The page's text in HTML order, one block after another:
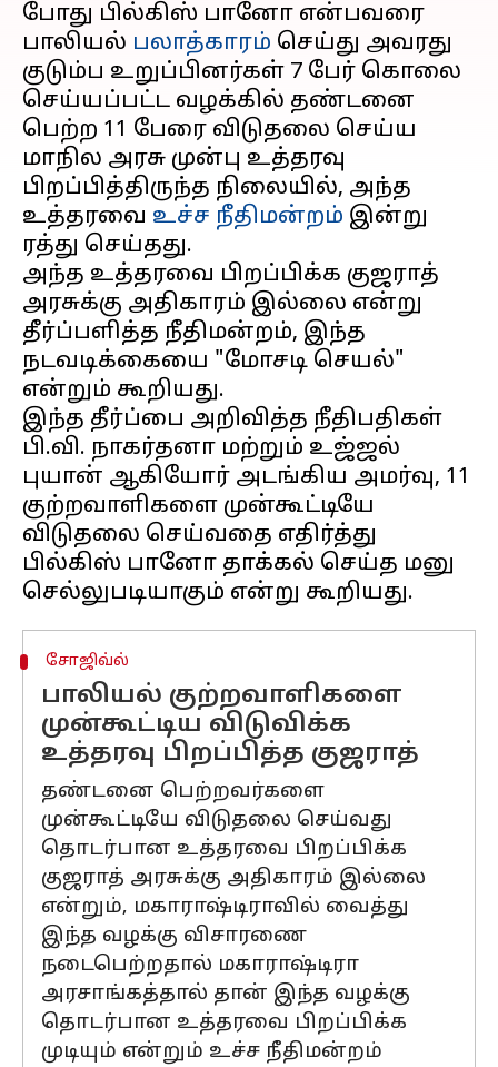
போது பில்கிஸ் பானோ என்பவரை
பாலியல் பலாத்காரம் செய்து அவரது
குடும்ப உறுப்பினர்கள் 7 பேர் கொலை
செய்யப்பட்ட வழக்கில் தண்டனை
பெற்ற 11 பேரை விடுதலை செய்ய
மாநில அரசு முன்பு உத்தரவு
பிறப்பித்திருந்த நிலையில், அந்த
உத்தரவை உச்ச நீதிமன்றம் இன்று
ரத்து செய்தது.
அந்த உத்தரவை பிறப்பிக்க குஜராத்
அரசுக்கு அதிகாரம் இல்லை என்று
தீர்ப்பளித்த நீதிமன்றம், இந்த
நடவடிக்கையை "மோசடி செயல்"
என்றும் கூறியது.
இந்த தீர்ப்பை அறிவித்த நீதிபதிகள்
பி.வி. நாகர்தனா மற்றும் உஜ்ஜல்
புயான் ஆகியோர் அடங்கிய அமர்வு, 11
குற்றவாளிகளை முன்கூட்டியே
விடுதலை செய்வதை எதிர்த்து
பில்கிஸ் பானோ தாக்கல் செய்த மனு
சோஜிவ்ல்
பாலியல் குற்றவாளிகளை
முன்கூட்டிய விடுவிக்க
உத்தரவு பிறப்பித்த குஜராத்
தண்டனை பெற்றவர்களை
முன்கூட்டியே விடுதலை செய்வது
தொடர்பான உத்தரவை பிறப்பிக்க
குஜராத் அரசுக்கு அதிகாரம் இல்லை
என்றும், மகாராஷ்டிராவில் வைத்து
இந்த வழக்கு விசாரணை
நடைபெற்றதால் மகாராஷ்டிரா
அரசாங்கத்தால் தான் இந்த வழக்கு
தொடர்பான உத்தரவை பிறப்பிக்க
முடியும் என்றும் உச்ச நீதிமன்றம்